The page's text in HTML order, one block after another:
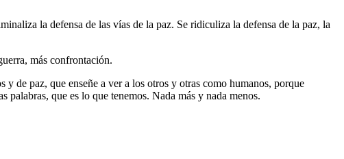
la defensa de las vías de la paz. Se ridiculiza la defensa de la paz, la
más confrontación.
de paz, que enseñe a ver a los otros y otras como humanos, porque
palabras, que es lo que tenemos. Nada más y nada menos.